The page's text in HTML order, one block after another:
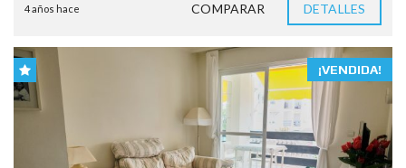
4 años hace COMPARAR DETALLES
¡VENDIDA!